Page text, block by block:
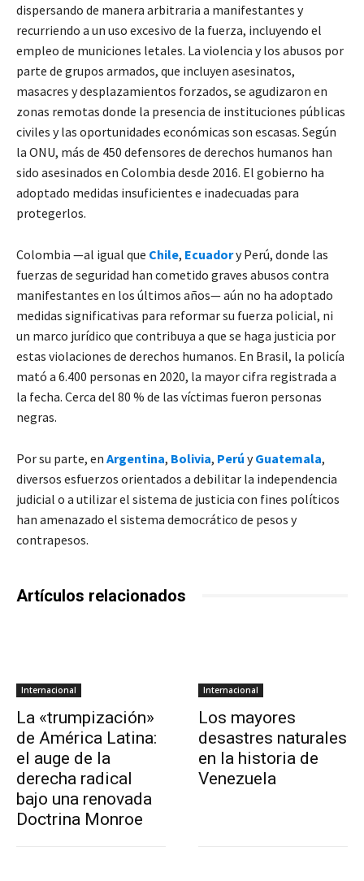
dispersando de manera arbitraria a manifestantes y
recurriendo a un uso excesivo de la fuerza, incluyendo el
empleo de municiones letales. La violencia y los abusos por
parte de grupos armados, que incluyen asesinatos,
masacres y desplazamientos forzados, se agudizaron en
zonas remotas donde la presencia de instituciones públicas
civiles y las oportunidades económicas son escasas. Según
la ONU, más de 450 defensores de derechos humanos han
sido asesinados en Colombia desde 2016. El gobierno ha
adoptado medidas insuficientes e inadecuadas para
protegerlos.
Colombia —al igual que Chile, Ecuadory Perú, donde las
fuerzas de seguridad han cometido graves abusos contra
manifestantes en los últimos años— aún no ha adoptado
medidas significativas para reformar su fuerza policial, ni
un marco jurídico que contribuya a que se haga justicia por
estas violaciones de derechos humanos. En Brasil, la policía
mató a 6.400 personas en 2020, la mayor cifra registrada a
la fecha. Cerca del 80 % de las víctimas fueron personas
negras.
Por su parte, en Argentina, Bolivia, Perú y Guatemala,
diversos esfuerzos orientados a debilitar la independencia
judicial o a utilizar el sistema de justicia con fines políticos
han amenazado el sistema democrático de pesos y
contrapesos.
Artículos relacionados
Internacional
La «trumpización»
de América Latina:
el auge de la
derecha radical
bajo una renovada
Doctrina Monroe
Internacional
Los mayores
desastres naturales
en la historia de
Venezuela